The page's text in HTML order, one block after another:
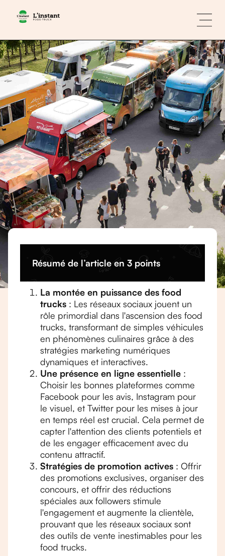
Résumé de l’article en 3 points
La montée en puissance des food
trucks : Les réseaux sociaux jouent un
rôle primordial dans l'ascension des food
trucks, transformant de simples véhicules
en phénomènes culinaires grâce à des
stratégies marketing numériques
dynamiques et interactives.
Une présence en ligne essentielle :
Choisir les bonnes plateformes comme
Facebook pour les avis, Instagram pour
le visuel, et Twitter pour les mises à jour
en temps réel est crucial. Cela permet de
capter l'attention des clients potentiels et
de les engager efficacement avec du
contenu attractif.
Stratégies de promotion actives : Offrir
des promotions exclusives, organiser des
concours, et offrir des réductions
spéciales aux followers stimule
l'engagement et augmente la clientèle,
prouvant que les réseaux sociaux sont
des outils de vente inestimables pour les
food trucks.